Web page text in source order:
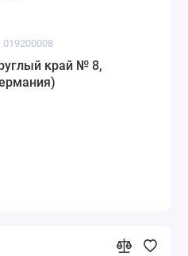
019200008
край № 8,